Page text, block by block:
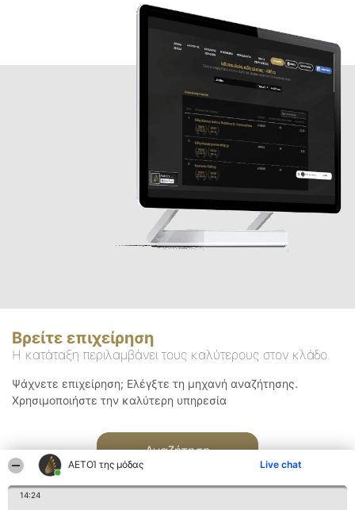
ΑΕΤΟΊ της μόδας Live chat
14:24
Βρείτε επιχείρηση
Η κατάταξη περιλαμβάνει τους καλύτερους στον κλάδο
Ψάχνετε επιχείρηση; Ελέγξτε τη μηχανή αναζήτησης.
Χρησιμοποιήστε την καλύτερη υπηρεσία
Αναζήτηση